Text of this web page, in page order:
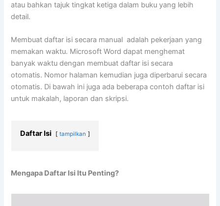
atau bahkan tajuk tingkat ketiga dalam buku yang lebih
detail.
Membuat daftar isi secara manual adalah pekerjaan yang
memakan waktu. Microsoft Word dapat menghemat
banyak waktu dengan membuat daftar isi secara
otomatis. Nomor halaman kemudian juga diperbarui secara
otomatis. Di bawah ini juga ada beberapa contoh daftar isi
untuk makalah, laporan dan skripsi.
Daftar Isi tampilkan
Mengapa Daftar Isi Itu Penting?